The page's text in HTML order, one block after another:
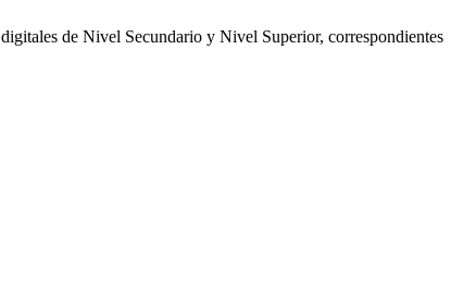
de Nivel Secundario y Nivel Superior, correspondientes